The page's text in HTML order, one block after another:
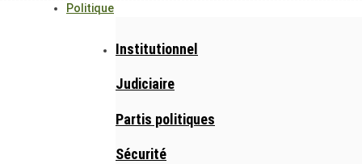
Politique
Institutionnel
Judiciaire
Partis politiques
Sécurité